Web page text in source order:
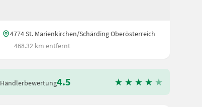
4774 St. Marienkirchen/Schärding Oberösterreich
468.32 km entfernt
Händlerbewertung4.5